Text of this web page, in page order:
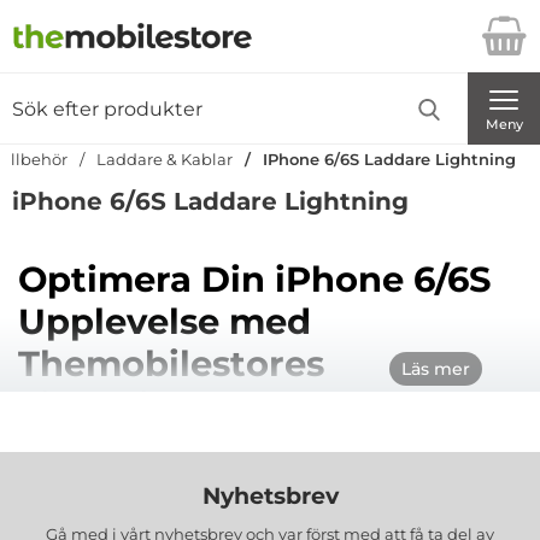
Startsidan för Danira Telecom AB
Meny
tillbehör Laddare & Kablar IPhone 6/6S Laddare Lightning
iPhone 6/6S Laddare Lightning
Läs mer
Optimera Din iPhone 6/6S
Upplevelse med
Themobilestores
Effektiv Laddning för Din iPhone
6/6S
Nyhetsbrev
Gå med i vårt nyhetsbrev och var först med att få ta del av